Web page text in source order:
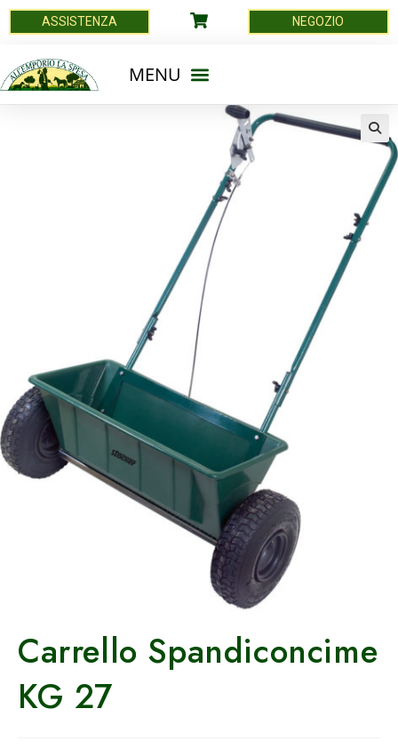
ASSISTENZA NEGOZIO
Carrello Spandiconcime
KG 27